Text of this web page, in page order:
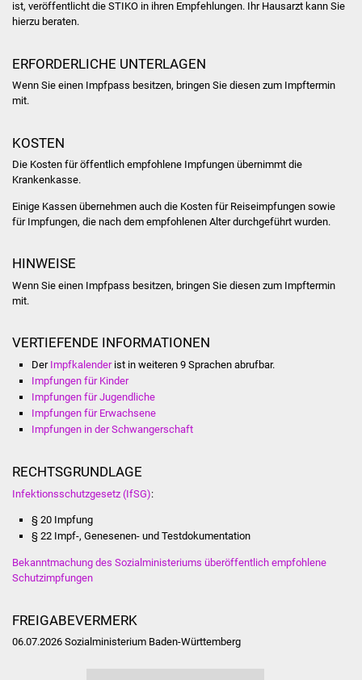
NETZMonitor
Ärzte und Apotheken
Hitzewarnung / UV-
ÖPNV
Abfall und Entsorgung
Veranstaltungen
Stadtbücherei
ist, veröffentlicht die STIKO in ihren Empfehlungen. Ihr Hausarzt kann Sie
hierzu beraten.
ERFORDERLICHE UNTERLAGEN
Wenn Sie einen Impfpass besitzen, bringen Sie diesen zum Impftermin
mit.
KOSTEN
Die Kosten für öffentlich empfohlene Impfungen übernimmt die
Krankenkasse.
Einige Kassen übernehmen auch die Kosten für Reiseimpfungen sowie
für Impfungen, die nach dem empfohlenen Alter durchgeführt wurden.
HINWEISE
Wenn Sie einen Impfpass besitzen, bringen Sie diesen zum Impftermin
mit.
VERTIEFENDE INFORMATIONEN
Der Impfkalenderist in weiteren 9 Sprachen abrufbar.
Impfungen für Kinder
Impfungen für Jugendliche
Impfungen für Erwachsene
Impfungen in der Schwangerschaft
RECHTSGRUNDLAGE
Infektionsschutzgesetz (IfSG):
§20 Impfung
§ 22 Impf-, Genesenen- und Testdokumentation
Bekanntmachung des Sozialministeriums überöffentlich empfohlene
Schutzimpfungen
FREIGABEVERMERK
06.07.2026Sozialministerium Baden-Württemberg